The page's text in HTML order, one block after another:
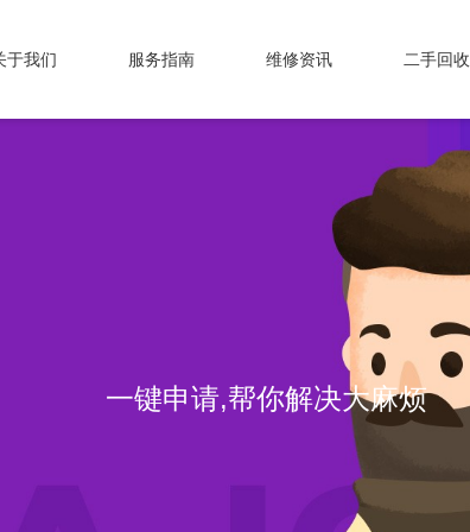
于我们 服务指南 维修资讯 二手回收
一键申请,帮你解决大麻烦